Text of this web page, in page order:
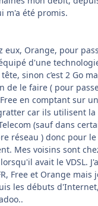
m'a été promis.
eux, Orange, pour
d'une
sinon c’est 2 Go
de le faire ( pour
en comptant sur
car ils utilisent la
(sauf dans
réseau ) donc pour le
Mes voisins sont
avait le VDSL.
Free et Orange mais
les débuts